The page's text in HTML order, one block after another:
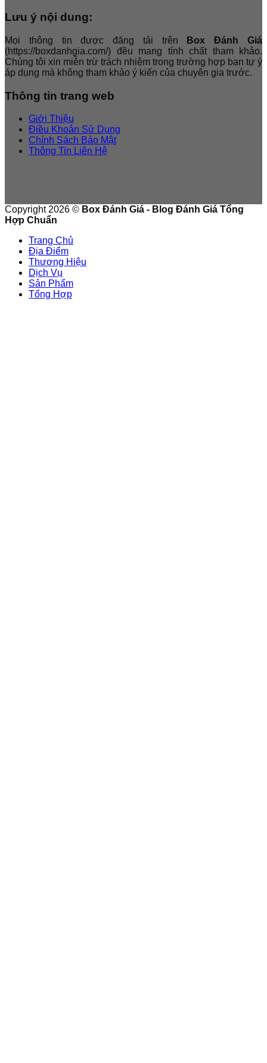
Lưu ý nội dung:
Mọi thông tin được đăng tải trên
Box Đánh Giá
(https://boxdanhgia.com/) đều mang tính chất tham khảo.
Chúng tôi xin miễn trừ trách nhiệm trong trường hợp bạn tự ý
áp dụng mà không tham khảo ý kiến của chuyên gia trước.
Thông tin trang web
Giới Thiệu
Điều Khoản Sử Dụng
Chính Sách Bảo Mật
Thông Tin Liên Hệ
Copyright 2026 © Box Đánh Giá - Blog Đánh Giá Tổng
Hợp Chuẩn
Trang Chủ
Địa Điểm
Thương Hiệu
Dịch Vụ
Sản Phẩm
Tổng Hợp